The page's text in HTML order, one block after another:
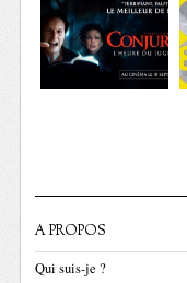
A PROPOS
Qui suis-je ?